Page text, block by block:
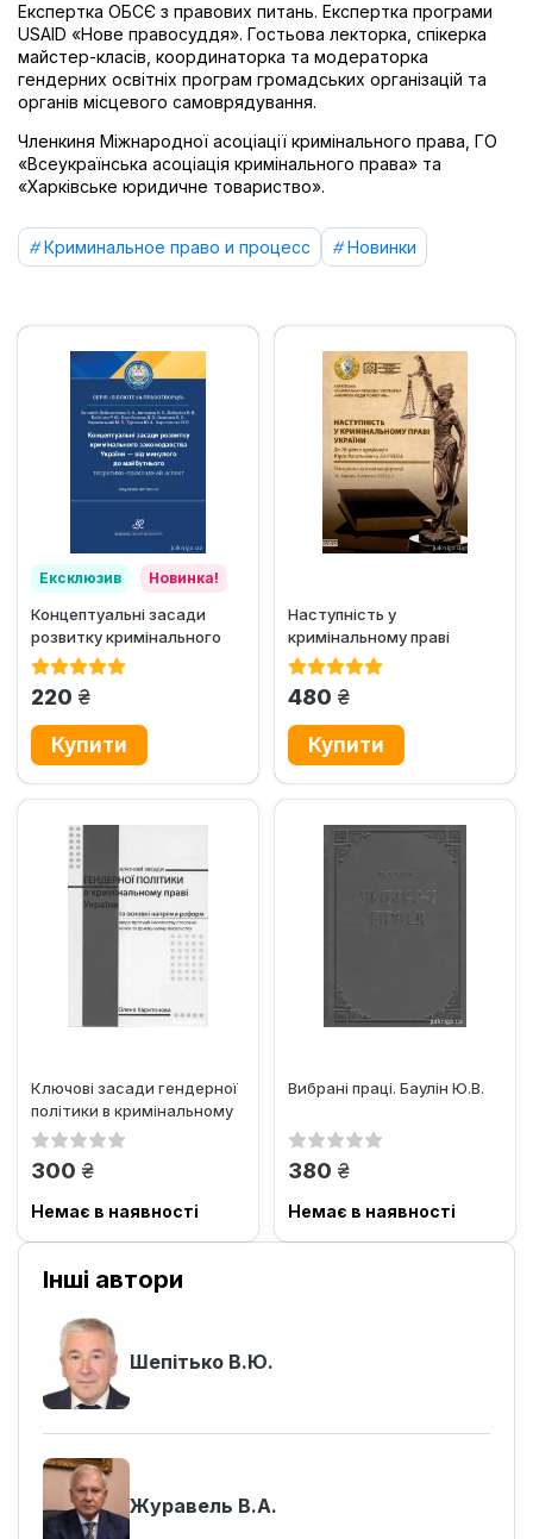
Експертка ОБСЄ з правових питань. Експертка програми
USAID «Нове правосуддя». Гостьова лекторка, спікерка
майстер-класів, координаторка та модераторка
гендерних освітніх програм громадських організацій та
органів місцевого самоврядування.
Членкиня Міжнародної асоціації кримінального права, ГО
«Всеукраїнська асоціація кримінального права» та
«Харківське юридичне товариство».
Криминальное право и процесс Новинки
Ексклюзив Новинка!
Концептуальні засади
розвитку кримінального
законодавства України -
220 грн.
Наступність у
кримінальному праві
України. Матеріали
480 грн.
Ключові засади гендерної
політики в кримінальному
праві України та...
300 грн.
Немає в наявності
Вибрані праці. Баулін Ю.В.
380 грн.
Немає в наявності
Інші автори
Шепітько В.Ю.
Журавель В.А.